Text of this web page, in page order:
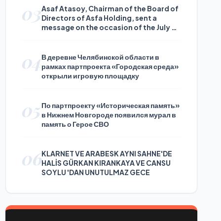
03Asaf Atasoy, Chairman of the Board of
Directors of Asfa Holding, sent a
message on the occasion of the July 24
04В деревне Челябинской области в
рамках партпроекта «Городская среда»
открыли игровую площадку
05 По партпроекту «Историческая память»
в Нижнем Новгороде появился мурал в
память о Герое СВО
06KLARNET VE ARABESK AYNI SAHNE'DE
HALİS GÜRKAN KIRANKAYA VE CANSU
SOYLU 'DAN UNUTULMAZ GECE